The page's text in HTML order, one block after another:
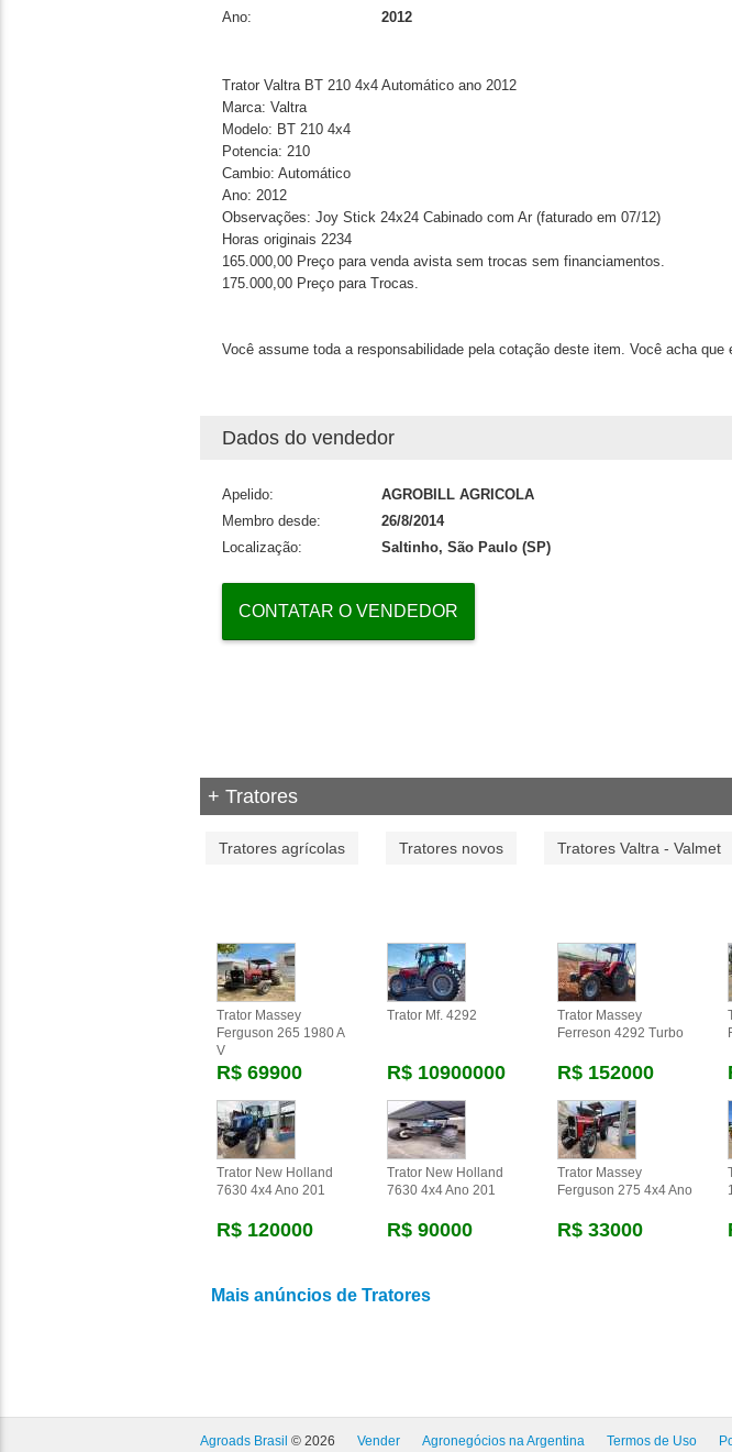
Ano:
2012
Trator Valtra BT 210 4x4 Automático ano 2012
Marca: Valtra
Modelo: BT 210 4x4
Potencia: 210
Cambio: Automático
Ano: 2012
Observações: Joy Stick 24x24 Cabinado com Ar (faturado em 07/12)
Horas originais 2234
165.000,00 Preço para venda avista sem trocas sem financiamentos.
175.000,00 Preço para Trocas.
Você assume toda a responsabilidade pela cotação deste item. Você acha
Dados do vendedor
Apelido:
AGROBILL AGRICOLA
Membro desde:
26/8/2014
Localização:
Saltinho, São Paulo (SP)
CONTATAR O VENDEDOR
+ Tratores
Tratores agrícolas Tratores novos Tratores Valtra - Valmet
Trator Massey
Ferguson 265 1980 A
V
R$ 69900
Trator Mf. 4292
R$ 10900000
Trator Massey
Ferreson 4292 Turbo
R$ 152000
Trator New Holland
7630 4x4 Ano 201
R$ 120000
Trator New Holland
7630 4x4 Ano 201
R$ 90000
Trator Massey
Ferguson 275 4x4 Ano
R$ 33000
Mais anúncios de Tratores
Agroads Brasil © 2026 Vender Agronegócios na Argentina Termos de Uso